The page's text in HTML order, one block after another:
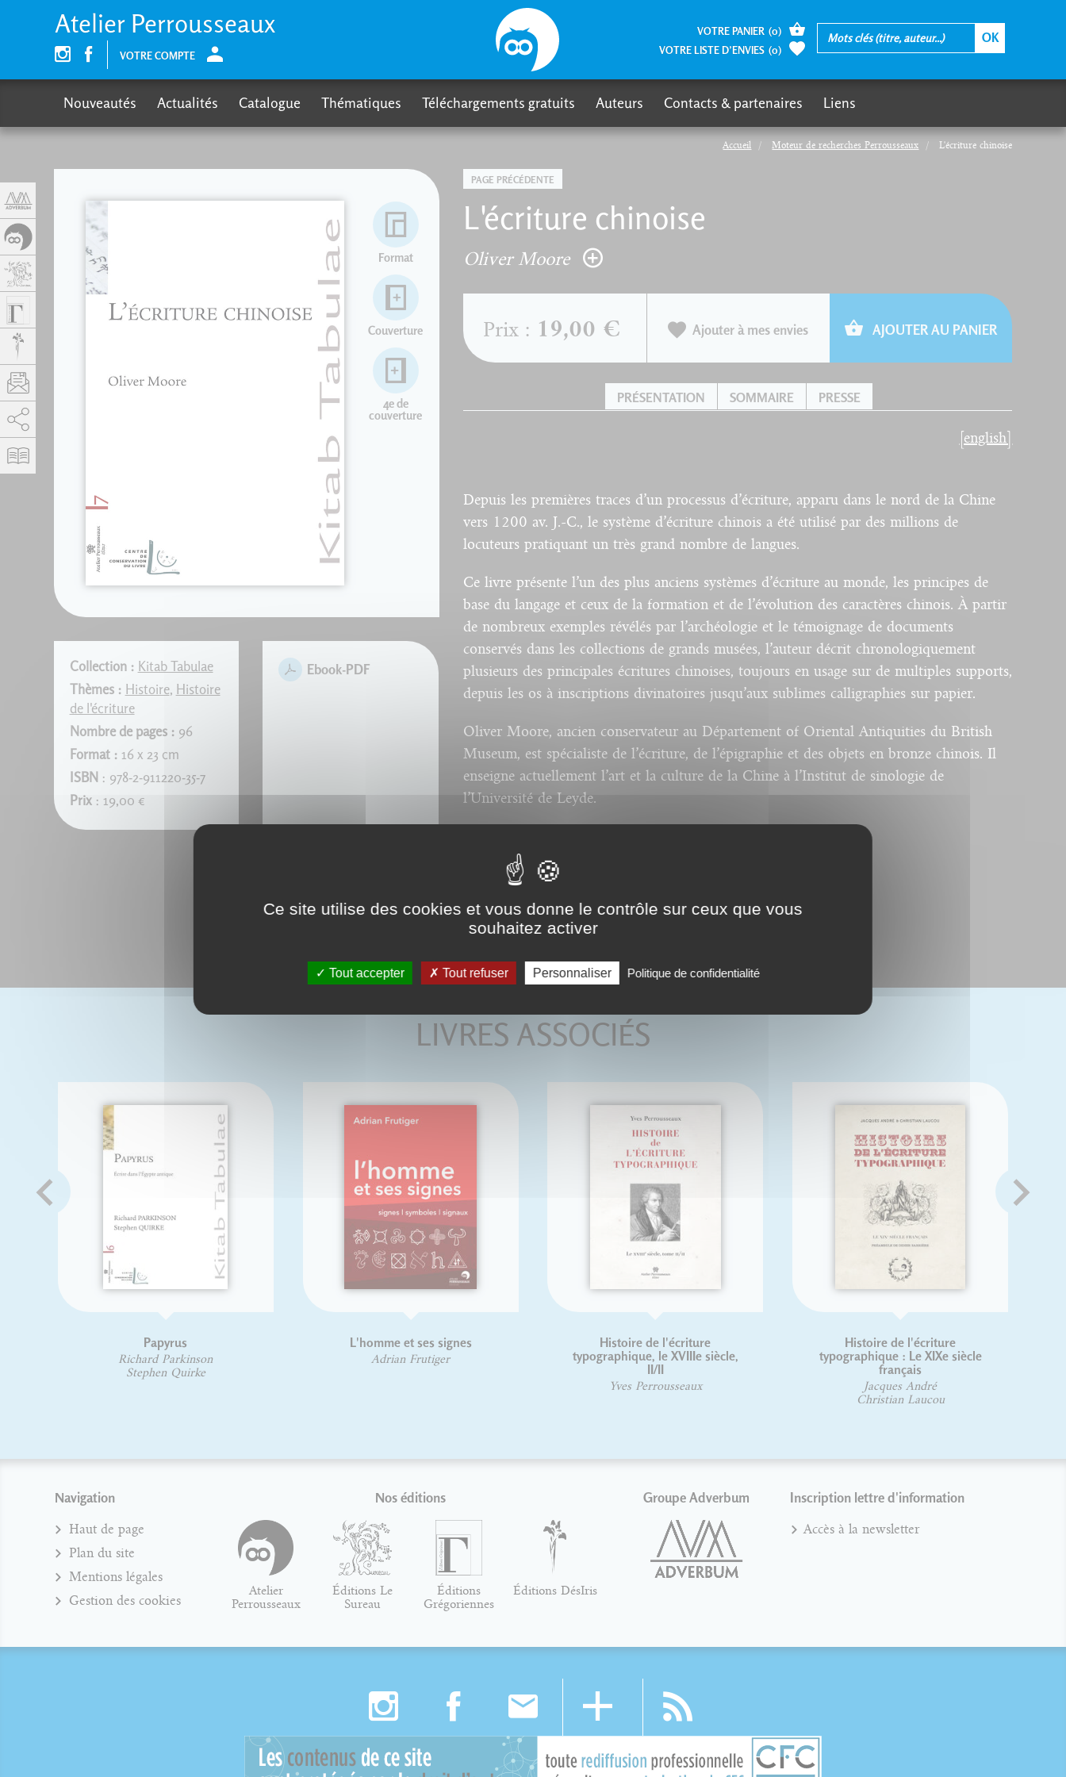
Accueil Moteur de recherches Perrousseaux L'écriture chinoise
PAGE PRÉCÉDENTE
L'écriture chinoise
Oliver Moore
Format
Couverture
4e de
couverture
Collection : Kitab Tabulae
Thèmes : Histoire, Histoire
de l'écriture
Nombre de pages : 96
Format : 16 x 23 cm
ISBN : 978-2-911220-35-7
Prix: 19,00 €
Ebook-PDF
Prix : 19,00 € Ajouter à mes envies AJOUTER AU PANIER
PRÉSENTATION SOMMAIRE PRESSE
[english]
Depuis les premières traces d’un processus d’écriture, apparu dans le nord de la Chine
vers 1200 av. J.-C., le système d’écriture chinois a été utilisé par des millions de
locuteurs pratiquant un très grand nombre de langues.
Ce livre présente l’un des plus anciens systèmes d’écriture au monde, les principes de
base du langage et ceux de la formation et de l’évolution des caractères chinois. À partir
de nombreux exemples révélés par l’archéologie et le témoignage de documents
conservés dans les collections de grands musées, l’auteur décrit chronologiquement
plusieurs des principales écritures chinoises, toujours en usage sur de multiples supports,
depuis les os à inscriptions divinatoires jusqu’aux sublimes calligraphies sur papier.
Oliver Moore, ancien conservateur au Département of Oriental Antiquities du British
Museum, est spécialiste de l’écriture, de l’épigraphie et des objets en bronze chinois. Il
enseigne actuellement l’art et la culture de la Chine à l’Institut de sinologie de
l’Université de Leyde.
LIVRES ASSOCIÉS
Papyrus
Richard Parkinson
Stephen Quirke
L'homme et ses signes
Adrian Frutiger
Histoire de l'écriture
typographique, le XVIIIe siècle,
II/II
Yves Perrousseaux
Histoire de l'écriture
typographique : Le XIXe siècle
français
Jacques André
Christian Laucou
Navigation
Haut de page
Plan du site
Mentions légales
Gestion des cookies
Nos éditions
Atelier
Perrousseaux
Éditions Le
Sureau
Éditions
Grégoriennes
Éditions DésIris
Groupe Adverbum Inscription lettre d'information
Accès à la newsletter
Atelier Perrousseaux
VOTRE COMPTE
VOTRE PANIER (0)
VOTRE LISTE D’ENVIES (0)
Nouveautés Actualités Catalogue Thématiques Téléchargements gratuits Auteurs Contacts & partenaires Liens
Panneau de gestion des cookies
Ce site utilise des cookies et vous donne le contrôle sur ceux que vous
souhaitez activer
Tout accepter Tout refuser Personnaliser Politique de confidentialité